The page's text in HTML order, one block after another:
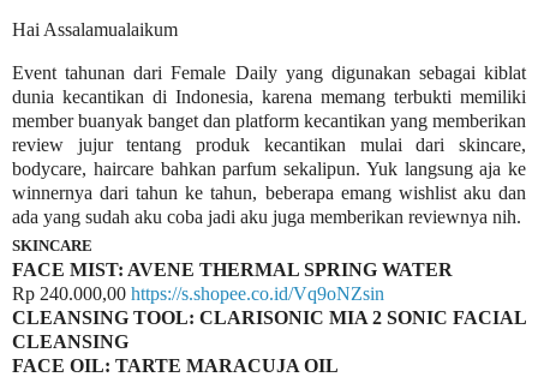
Hai Assalamualaikum
Event tahunan dari Female Daily yang digunakan sebagai kiblat
dunia kecantikan di Indonesia, karena memang terbukti memiliki
member buanyak banget dan platform kecantikan yang memberikan
review jujur tentang produk kecantikan mulai dari skincare,
bodycare, haircare bahkan parfum sekalipun. Yuk langsung aja ke
winnernya dari tahun ke tahun, beberapa emang wishlist aku dan
ada yang sudah aku coba jadi aku juga memberikan reviewnya nih.
SKINCARE
FACE MIST: AVENE THERMAL SPRING WATER
Rp 240.000,00 https://s.shopee.co.id/Vq9oNZsin
CLEANSING TOOL: CLARISONIC MIA 2 SONIC FACIAL
CLEANSING
FACE OIL: TARTE MARACUJA OIL